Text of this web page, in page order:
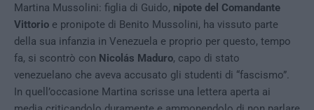
Martina Mussolini: figlia di Guido, nipote del Comandante
Vittorio e pronipote di Benito Mussolini, ha vissuto parte
della sua infanzia in Venezuela e proprio per questo, tempo
fa, si scontrò con Nicolás Maduro, capo di stato
venezuelano che aveva accusato gli studenti di “fascismo”.
In quell’occasione Martina scrisse una lettera aperta ai